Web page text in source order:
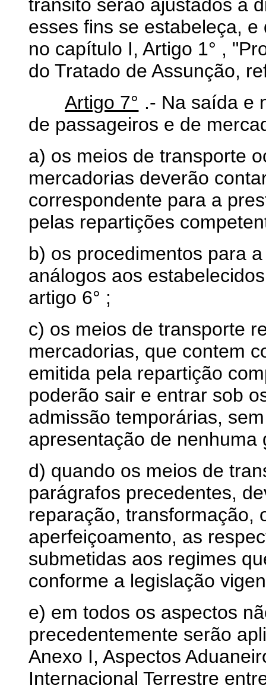
trânsito serão ajustados à
esses fins se estabeleça,
no capítulo I, Artigo 1° ,
do Tratado de Assunção,
Artigo 7° .- Na saída e
de passageiros e de
a) os meios de transporte
mercadorias deverão
correspondente para a
pelas repartições
b) os procedimentos para
análogos aos
artigo 6° ;
c) os meios de transporte
mercadorias, que contem
emitida pela repartição
poderão sair e entrar sob
admissão temporárias,
apresentação de nenhuma
d) quando os meios de
parágrafos precedentes,
reparação, transformação,
aperfeiçoamento, as
submetidas aos regimes
conforme a legislação
e) em todos os aspectos
precedentemente serão
Anexo I, Aspectos
Internacional Terrestre